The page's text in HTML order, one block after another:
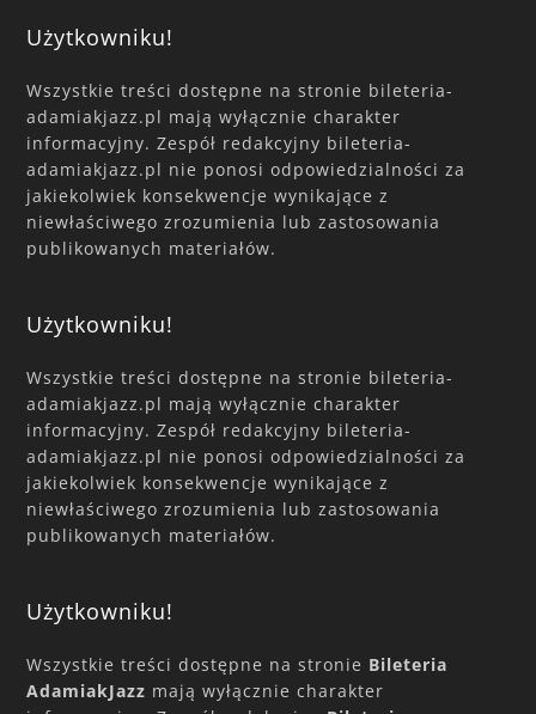
Użytkowniku!
Wszystkie treści dostępne na stronie bileteria-
adamiakjazz.pl mają wyłącznie charakter
informacyjny. Zespół redakcyjny bileteria-
adamiakjazz.pl nie ponosi odpowiedzialności za
jakiekolwiek konsekwencje wynikające z
niewłaściwego zrozumienia lub zastosowania
publikowanych materiałów.
Użytkowniku!
Wszystkie treści dostępne na stronie bileteria-
adamiakjazz.pl mają wyłącznie charakter
informacyjny. Zespół redakcyjny bileteria-
adamiakjazz.pl nie ponosi odpowiedzialności za
jakiekolwiek konsekwencje wynikające z
niewłaściwego zrozumienia lub zastosowania
publikowanych materiałów.
Użytkowniku!
Wszystkie treści dostępne na stronie Bileteria
AdamiakJazz mają wyłącznie charakter